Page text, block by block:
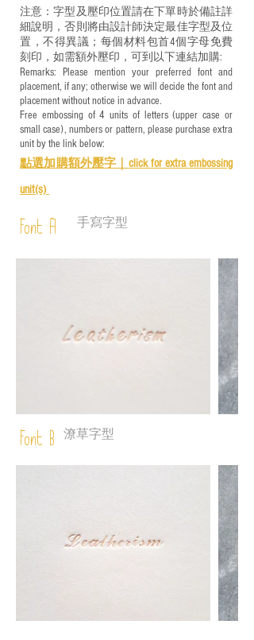
注意：字型及壓印位置請在下單時於備註詳
細說明，否則將由設計師決定最佳字型及位
置，不得異議；每個材料包首4個字母免費
刻印，如需額外壓印，可到以下連結加購:
Remarks: Please mention your preferred font and
placement, if any; otherwise we will decide the font and
placement without notice in advance.
Free embossing of 4 units of letters (upper case or
small case), numbers or pattern, please purchase extra
unit by the link below:
點選加購額外壓字｜ click for extra embossing
unit(s)
Font A 手寫字型
Font B 潦草字型